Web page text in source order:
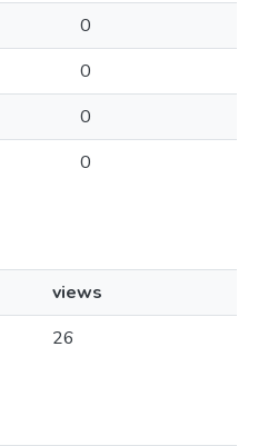
0
0
0
0
views
26